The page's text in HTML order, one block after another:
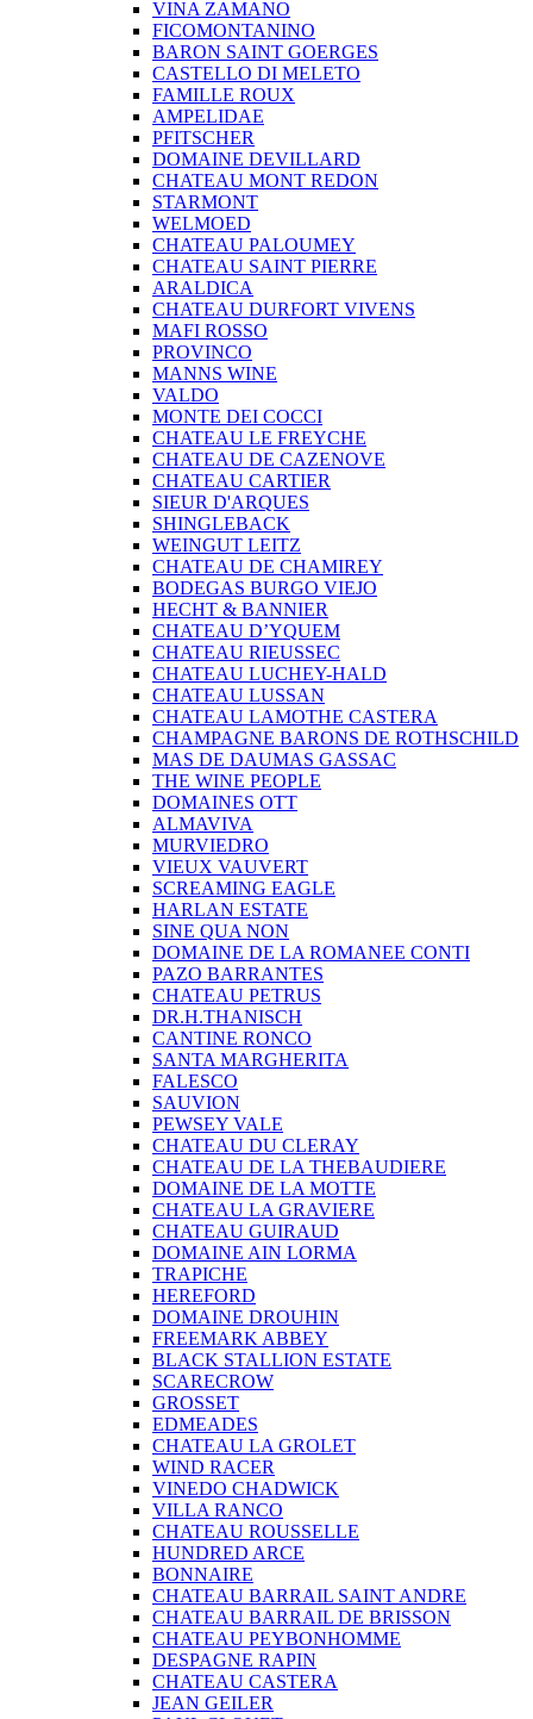
VINA ZAMANO
FICOMONTANINO
BARON SAINT GOERGES
CASTELLO DI MELETO
FAMILLE ROUX
AMPELIDAE
PFITSCHER
DOMAINE DEVILLARD
CHATEAU MONT REDON
STARMONT
WELMOED
CHATEAU PALOUMEY
CHATEAU SAINT PIERRE
ARALDICA
CHATEAU DURFORT VIVENS
MAFI ROSSO
PROVINCO
MANNS WINE
VALDO
MONTE DEI COCCI
CHATEAU LE FREYCHE
CHATEAU DE CAZENOVE
CHATEAU CARTIER
SIEUR D'ARQUES
SHINGLEBACK
WEINGUT LEITZ
CHATEAU DE CHAMIREY
BODEGAS BURGO VIEJO
HECHT & BANNIER
CHATEAU D’YQUEM
CHATEAU RIEUSSEC
CHATEAU LUCHEY-HALD
CHATEAU LUSSAN
CHATEAU LAMOTHE CASTERA
CHAMPAGNE BARONS DE ROTHSCHILD
MAS DE DAUMAS GASSAC
THE WINE PEOPLE
DOMAINES OTT
ALMAVIVA
MURVIEDRO
VIEUX VAUVERT
SCREAMING EAGLE
HARLAN ESTATE
SINE QUA NON
DOMAINE DE LA ROMANEE CONTI
PAZO BARRANTES
CHATEAU PETRUS
DR.H.THANISCH
CANTINE RONCO
SANTA MARGHERITA
FALESCO
SAUVION
PEWSEY VALE
CHATEAU DU CLERAY
CHATEAU DE LA THEBAUDIERE
DOMAINE DE LA MOTTE
CHATEAU LA GRAVIERE
CHATEAU GUIRAUD
DOMAINE AIN LORMA
TRAPICHE
HEREFORD
DOMAINE DROUHIN
FREEMARK ABBEY
BLACK STALLION ESTATE
SCARECROW
GROSSET
EDMEADES
CHATEAU LA GROLET
WIND RACER
VINEDO CHADWICK
VILLA RANCO
CHATEAU ROUSSELLE
HUNDRED ARCE
BONNAIRE
CHATEAU BARRAIL SAINT ANDRE
CHATEAU BARRAIL DE BRISSON
CHATEAU PEYBONHOMME
DESPAGNE RAPIN
CHATEAU CASTERA
JEAN GEILER